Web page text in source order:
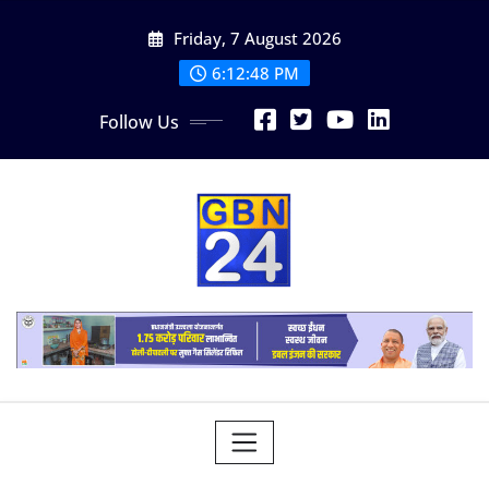
Friday, 7 August 2026
6:12:49 PM
Follow Us